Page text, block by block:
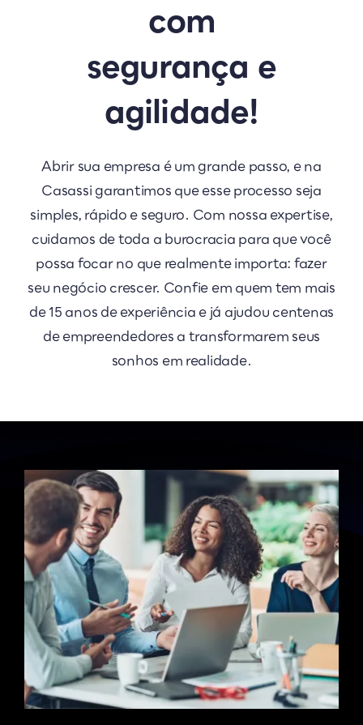
com
segurança e
agilidade!
Abrir sua empresa é um grande passo, e na
Casassi garantimos que esse processo seja
simples, rápido e seguro. Com nossa expertise,
cuidamos de toda a burocracia para que você
possa focar no que realmente importa: fazer
seu negócio crescer. Confie em quem tem mais
de 15 anos de experiência e já ajudou centenas
de empreendedores a transformarem seus
sonhos em realidade.